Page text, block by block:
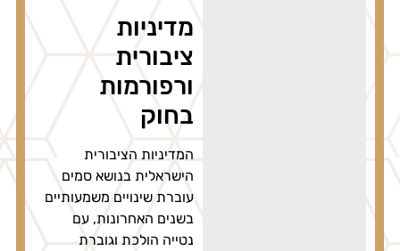
מדיניות
ציבורית
ורפורמות
בחוק
המדיניות הציבורית
הישראלית בנושא סמים
עוברת שינויים משמעותיים
בשנים האחרונות, עם
נטייה הולכת וגוברת